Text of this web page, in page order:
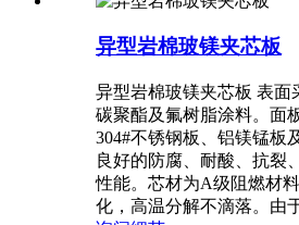
异型岩棉玻镁夹芯板
异型岩棉玻镁夹芯板 表面
碳聚酯及氟树脂涂料。面
304#不锈钢板、铝镁锰板
良好的防腐、耐酸、抗裂
性能。芯材为A级阻燃材
化，高温分解不滴落。